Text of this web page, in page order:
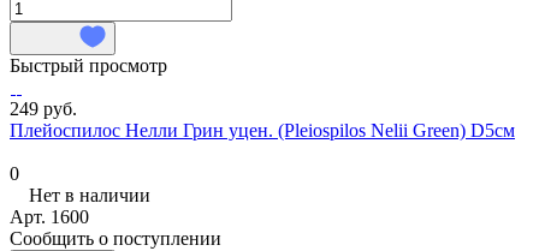
Быстрый просмотр
249 руб.
Плейоспилос Нелли Грин уцен. (Pleiospilos Nelii Green) D5см
0
Нет в наличии
Арт. 1600
Сообщить о поступлении